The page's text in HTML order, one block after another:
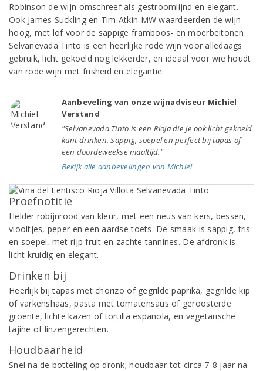
Robinson de wijn omschreef als gestroomlijnd en elegant.
Ook James Suckling en Tim Atkin MW waardeerden de wijn
hoog, met lof voor de sappige framboos- en moerbeitonen.
Selvanevada Tinto is een heerlijke rode wijn voor alledaags
gebruik, licht gekoeld nog lekkerder, en ideaal voor wie houdt
van rode wijn met frisheid en elegantie.
Aanbeveling van onze wijnadviseur Michiel
Verstand
"Selvanevada Tinto is een Rioja die je ook licht gekoeld
kunt drinken. Sappig, soepel en perfect bij tapas of
een doordeweekse maaltijd."
Bekijk alle aanbevelingen van Michiel
Proefnotitie
Helder robijnrood van kleur, met een neus van kers, bessen,
viooltjes, peper en een aardse toets. De smaak is sappig, fris
en soepel, met rijp fruit en zachte tannines. De afdronk is
licht kruidig en elegant.
Drinken bij
Heerlijk bij tapas met chorizo of gegrilde paprika, gegrilde kip
of varkenshaas, pasta met tomatensaus of geroosterde
groente, lichte kazen of tortilla española, en vegetarische
tajine of linzengerechten.
Houdbaarheid
Snel na de botteling op dronk; houdbaar tot circa 7-8 jaar na